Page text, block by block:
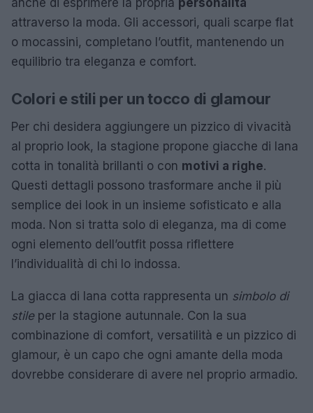
attraverso la moda. Gli accessori, quali scarpe flat
o mocassini, completano l’outfit, mantenendo un
equilibrio tra eleganza e comfort.
Colori e stili per un tocco di glamour
Per chi desidera aggiungere un pizzico di vivacità
al proprio look, la stagione propone giacche di lana
cotta in tonalità brillanti o con motivi a righe.
Questi dettagli possono trasformare anche il più
semplice dei look in un insieme sofisticato e alla
moda. Non si tratta solo di eleganza, ma di come
ogni elemento dell’outfit possa riflettere
l’individualità di chi lo indossa.
La giacca di lana cotta rappresenta un simbolo di
stileper la stagione autunnale. Con la sua
combinazione di comfort, versatilità e un pizzico di
glamour, è un capo che ogni amante della moda
dovrebbe considerare di avere nel proprio armadio.